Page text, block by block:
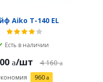
Aiko T-140 EL
Есть в наличии
/шт 4 160
960